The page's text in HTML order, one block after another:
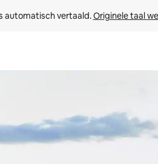
automatisch vertaald. Originele taal